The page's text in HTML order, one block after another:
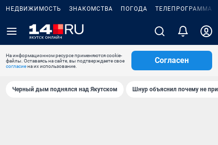
НЕДВИЖИМОСТЬ ЗНАКОМСТВА ПОГОДА ТЕЛЕПРОГРАММА
На информационном ресурсе применяются cookie-
файлы. Оставаясь на сайте, вы подтверждаете свое
согласиена их использование.
Согласен
Черный дым поднялся над Якутском Шнур объяснил почему не